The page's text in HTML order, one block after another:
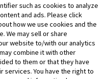
such as cookies to analyze
and ads. Please click
how we use cookies and the
We may sell or share
website to/with our analytics
combine it with other
to them or that they have
You have the right to